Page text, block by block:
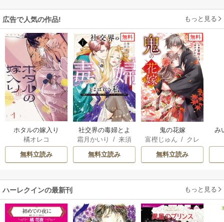
広告で人気の作品! もっと見る
ホタルの嫁入り
橘オレコ
無料立読み
無料
社交界の毒婦とよ
ばれる私～素敵な
辺境伯令息に腕を
折られたので、責
す～
霜月かいり /来須
みかん
無料立読み
無料
鬼の花嫁
富樫じゅん / クレ
ハ
無料立読み
み
ハーレクインの最新刊 もっと見る